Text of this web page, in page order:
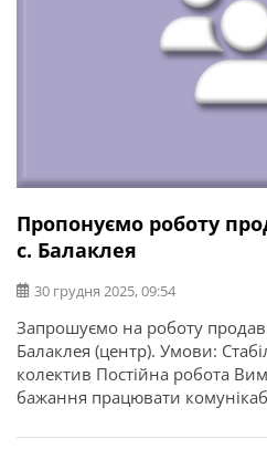
Пропонуємо роботу
с. Балаклея
30 грудня 2025, 09:54
Запрошуємо на роботу
Балаклея (центр). Умови:
колектив Постійна робота
бажання працювати